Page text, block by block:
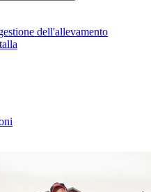
dell'allevamento